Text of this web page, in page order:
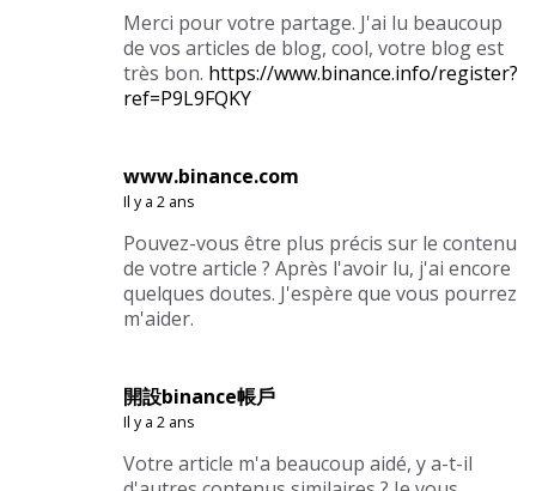
Merci pour votre partage. J'ai lu beaucoup
de vos articles de blog, cool, votre blog est
très bon. https://www.binance.info/register?
ref=P9L9FQKY
www.binance.com
Il y a 2 ans
Pouvez-vous être plus précis sur le contenu
de votre article ? Après l'avoir lu, j'ai encore
quelques doutes. J'espère que vous pourrez
m'aider.
開設binance帳戶
Il y a 2 ans
Votre article m'a beaucoup aidé, y a-t-il